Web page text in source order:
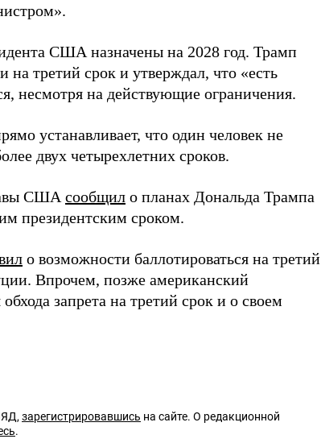
США назначены на 2028 год. Трамп
на третий срок и утверждал, что «есть
несмотря на действующие ограничения.
устанавливает, что один человек не
двух четырехлетних сроков.
СШАсообщил о планах Дональда Трампа
президентским сроком.
о возможности баллотироваться на третий
Впрочем, позже американский
запрета на третий срок и о своем
зарегистрировавшись на сайте. О редакционной
.